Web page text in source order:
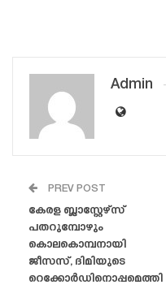
Admin
PREV POST
കേരള ബ്ലാസ്റ്റേഴ്‌സ്
പതറുമ്പോഴും
കൊലകൊമ്പനായി
ജീസസ്, ദിമിയുടെ
റെക്കോർഡിനൊപ്പമെത്തി